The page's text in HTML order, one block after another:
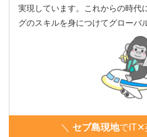
実現しています。これからの時代
グのスキルを身につけてグローバ
＼ セブ島現地でIT✕